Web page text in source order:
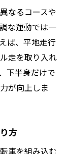
なるコースや
な運動では一
ば、平地走行
走を取り入れ
下半身だけで
が向上しま
方
車を組み込む